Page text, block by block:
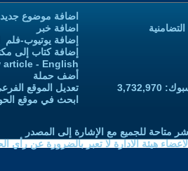
اضافة موضوع جديد
اضافة خبر
إضافة يوتيوب-فلم
إضافة كتاب إلى
article - English
أضف حملة
تعديل الموقع
ابحث في موقع
متاحة للجميع مع الإشارة إلى المصدر
هيئة الادارة لا تعبر بالضرورة عن رأي